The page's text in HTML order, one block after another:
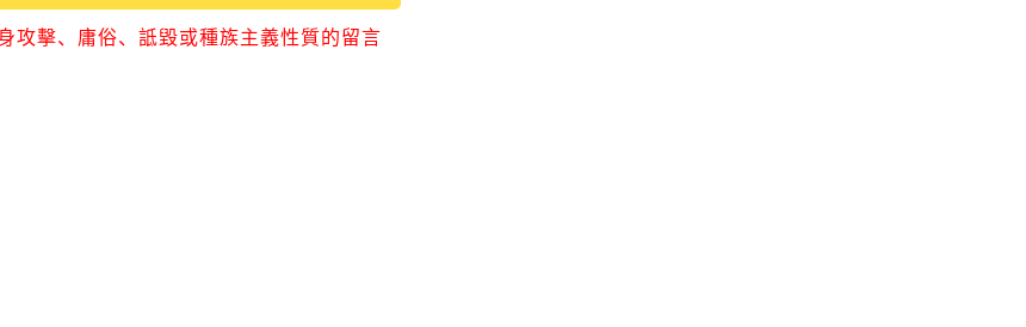
攻擊、庸俗、詆毀或種族主義性質的留言